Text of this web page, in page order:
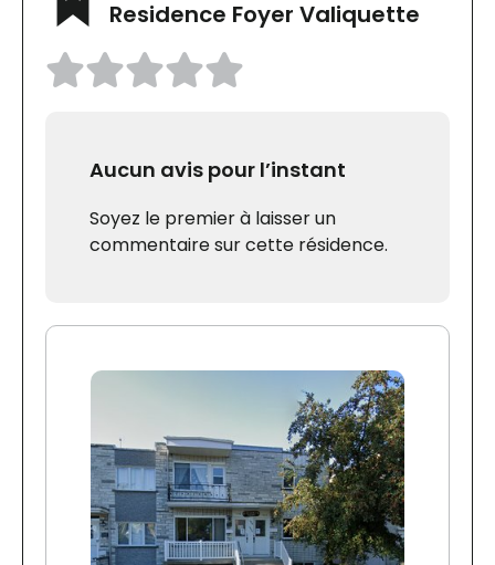
Residence Foyer Valiquette
Aucun avis pour l’instant
Soyez le premier à laisser un
commentaire sur cette résidence.